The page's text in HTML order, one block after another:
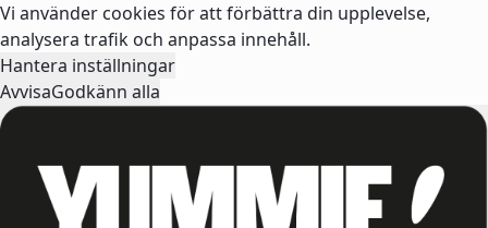
Vi använder cookies för att förbättra din upplevelse,
analysera trafik och anpassa innehåll.
Hantera inställningar
AvvisaGodkänn alla